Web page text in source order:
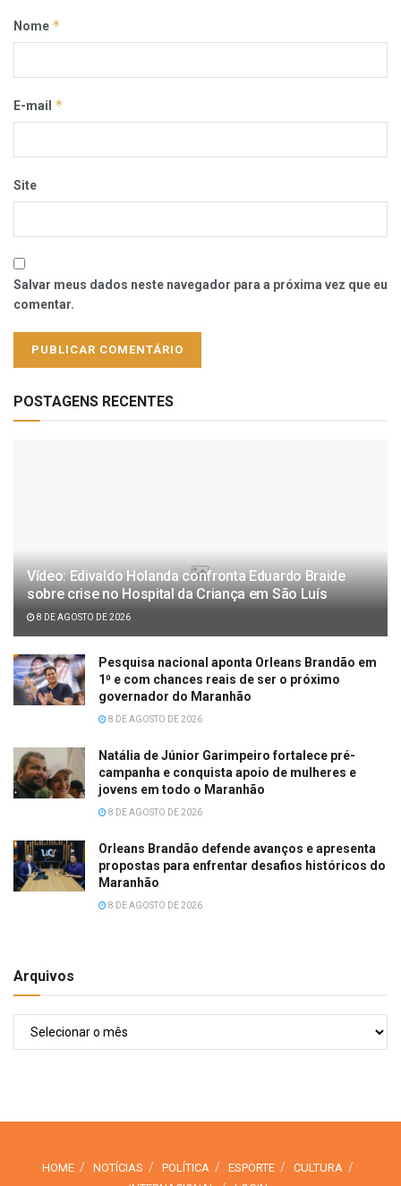
Nome *
E-mail *
Site
Salvar meus dados neste navegador para a próxima vez que eu
comentar.
POSTAGENS RECENTES
Vídeo: Edivaldo Holanda confronta Eduardo Braide
sobre crise no Hospital da Criança em São Luís
8 DE AGOSTO DE 2026
Pesquisa nacional aponta Orleans Brandão em
1⁰ e com chances reais de ser o próximo
governador do Maranhão
8 DE AGOSTO DE 2026
Natália de Júnior Garimpeiro fortalece pré-
campanha e conquista apoio de mulheres e
jovens em todo o Maranhão
8 DE AGOSTO DE 2026
Orleans Brandão defende avanços e apresenta
propostas para enfrentar desafios históricos do
Maranhão
8 DE AGOSTO DE 2026
Arquivos
HOME NOTÍCIAS POLÍTICA ESPORTE
CULTURA